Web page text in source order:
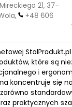
21, 37-
+48 606
które są
i
koncentruje się
praktycznych